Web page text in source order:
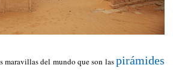
maravillas del mundo que son laspirámides